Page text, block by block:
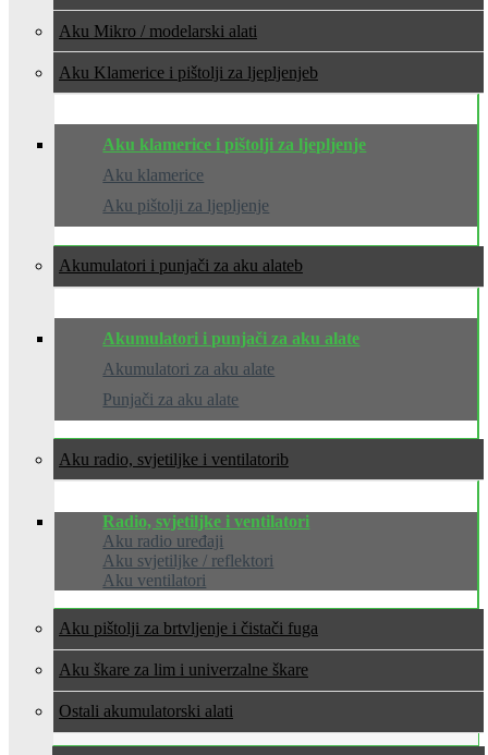
Aku Mikro / modelarski alati
Aku Klamerice i pištolji za ljepljenje
Aku klamerice i pištolji za ljepljenje
Aku klamerice
Aku pištolji za ljepljenje
Akumulatori i punjači za aku alate
Akumulatori i punjači za aku alate
Akumulatori za aku alate
Punjači za aku alate
Aku radio, svjetiljke i ventilatori
Radio, svjetiljke i ventilatori
Aku radio uređaji
Aku svjetiljke / reflektori
Aku ventilatori
Aku pištolji za brtvljenje i čistači fuga
Aku škare za lim i univerzalne škare
Ostali akumulatorski alati